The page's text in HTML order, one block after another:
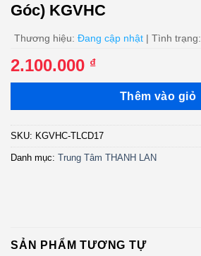
Góc) KGVHC
Thương hiệu: Đang cập nhật | Tình trạng:
2.100.000 ₫
Thêm vào giỏ
SKU: KGVHC-TLCD17
Danh mục: Trung Tâm THANH LAN
SẢN PHẨM TƯƠNG TỰ